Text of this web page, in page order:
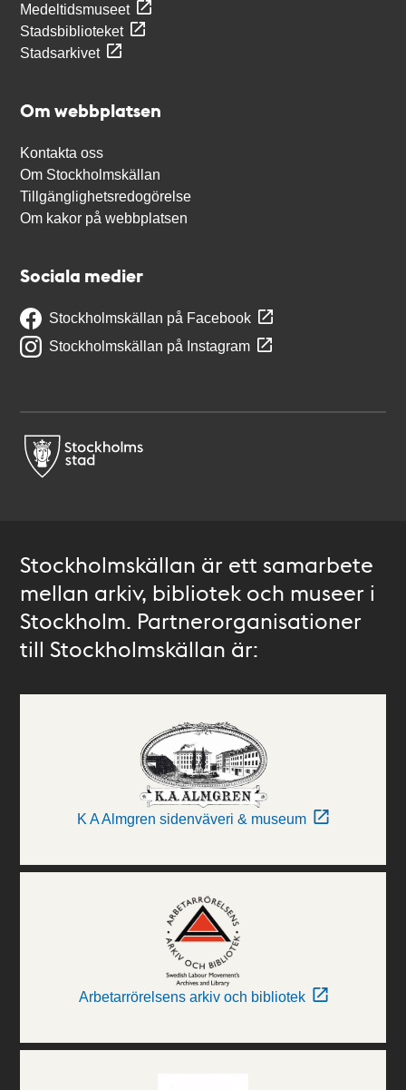
Medeltidsmuseet
Stadsbiblioteket
Stadsarkivet
Om webbplatsen
Kontakta oss
Om Stockholmskällan
Tillgänglighetsredogörelse
Om kakor på webbplatsen
Sociala medier
Stockholmskällan på Facebook
Stockholmskällan på Instagram
Stockholmskällan är ett samarbete
mellan arkiv, bibliotek och museer i
Stockholm. Partnerorganisationer
till Stockholmskällan är:
K A Almgren sidenväveri & museum
Arbetarrörelsens arkiv och bibliotek